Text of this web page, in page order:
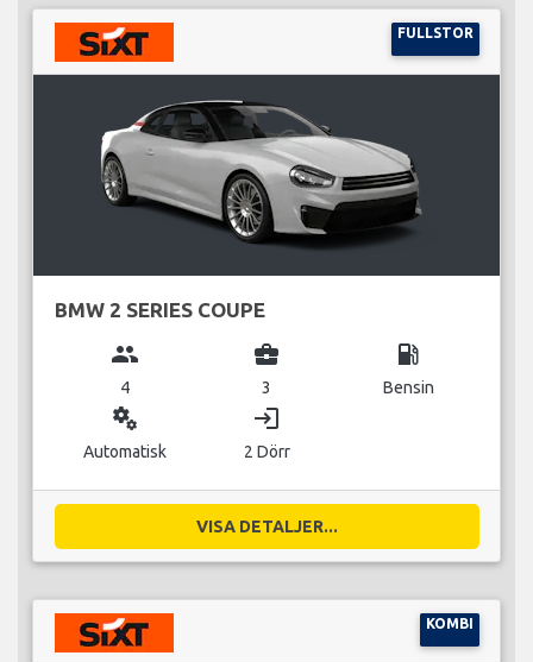
FULLSTOR
BMW 2 SERIES COUPE
group
4
business_center
3
local_gas_station
Bensin
miscellaneous_services
Automatisk
login
2 Dörr
VISA DETALJER...
KOMBI